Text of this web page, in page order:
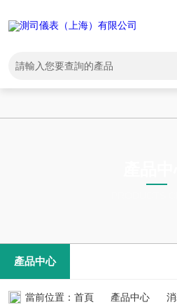
黄一级大片-农村妇女毛片-成人音影-国
无码久久久-懂色中文一区二区在线播放-
產品中心
當前位置： 首頁 產品中心